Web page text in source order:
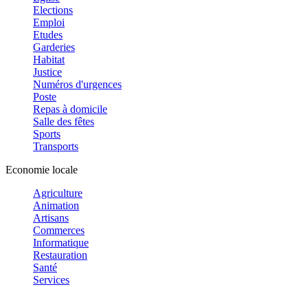
Elections
Emploi
Etudes
Garderies
Habitat
Justice
Numéros d'urgences
Poste
Repas à domicile
Salle des fêtes
Sports
Transports
Economie locale
Agriculture
Animation
Artisans
Commerces
Informatique
Restauration
Santé
Services